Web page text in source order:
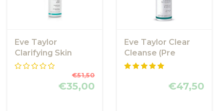
Eve Taylor
Clarifying Skin
Wash
€51,50
€35,00
Eve Taylor Clear
Cleanse (Pre
Cleanser)
€47,50